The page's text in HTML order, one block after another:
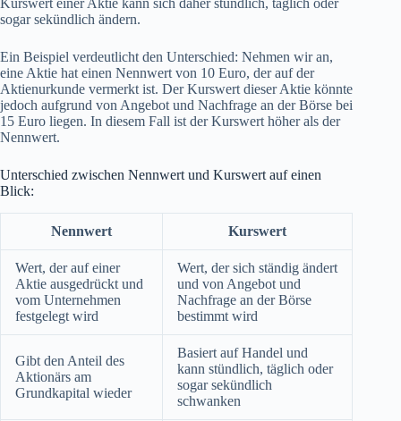
Kurswert einer Aktie kann sich daher stündlich, täglich oder
sogar sekündlich ändern.
Ein Beispiel verdeutlicht den Unterschied: Nehmen wir an,
eine Aktie hat einen Nennwert von 10 Euro, der auf der
Aktienurkunde vermerkt ist. Der Kurswert dieser Aktie könnte
jedoch aufgrund von Angebot und Nachfrage an der Börse bei
15 Euro liegen. In diesem Fall ist der Kurswert höher als der
Nennwert.
Unterschied zwischen Nennwert und Kurswert auf einen
Blick:
Nennwert Kurswert
Wert, der auf einer
Aktie ausgedrückt und
vom Unternehmen
festgelegt wird
Wert, der sich ständig ändert
und von Angebot und
Nachfrage an der Börse
bestimmt wird
Gibt den Anteil des
Aktionärs am
Grundkapital wieder
Basiert auf Handel und
kann stündlich, täglich oder
sogar sekündlich
schwanken